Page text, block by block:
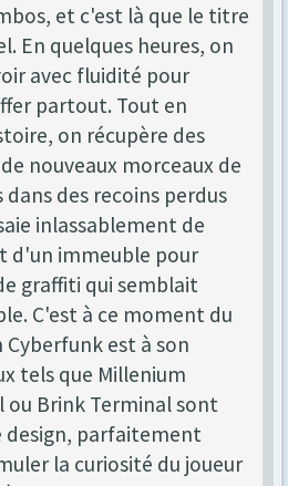
et c'est là que le titre
En quelques heures, on
avec fluidité pour
partout. Tout en
on récupère des
nouveaux morceaux de
dans des recoins perdus
inlassablement de
d'un immeuble pour
graffiti qui semblait
C'est à ce moment du
Cyberfunk est à son
tels que Millenium
ou Brink Terminal sont
design, parfaitement
la curiosité du joueur